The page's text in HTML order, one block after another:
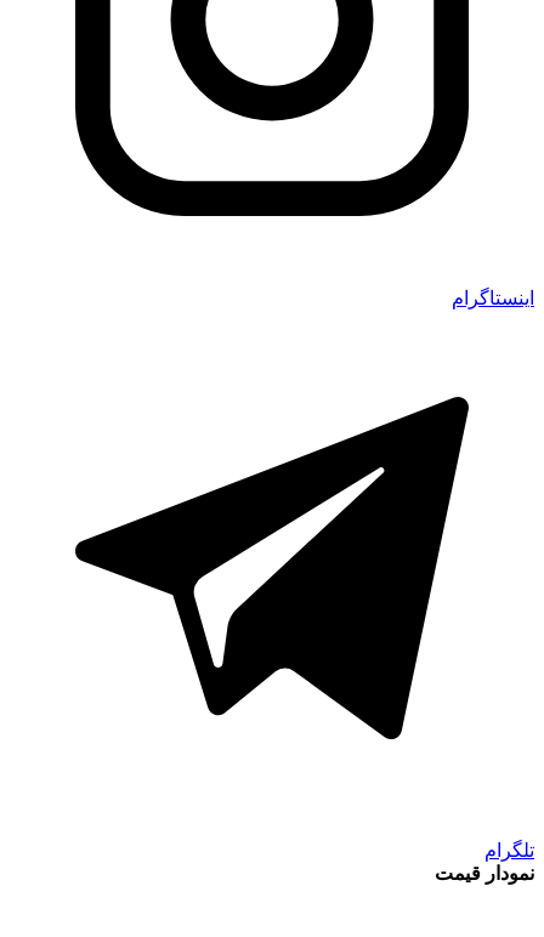
اینستاگرام
تلگرام
نمودار قیمت